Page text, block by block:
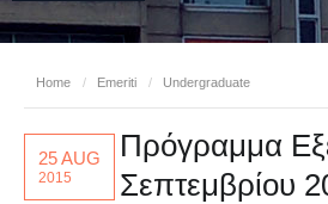
Home / Emeriti / Undergraduate
25 AUG
2015
Πρόγραμμα
Σεπτεμβρίου